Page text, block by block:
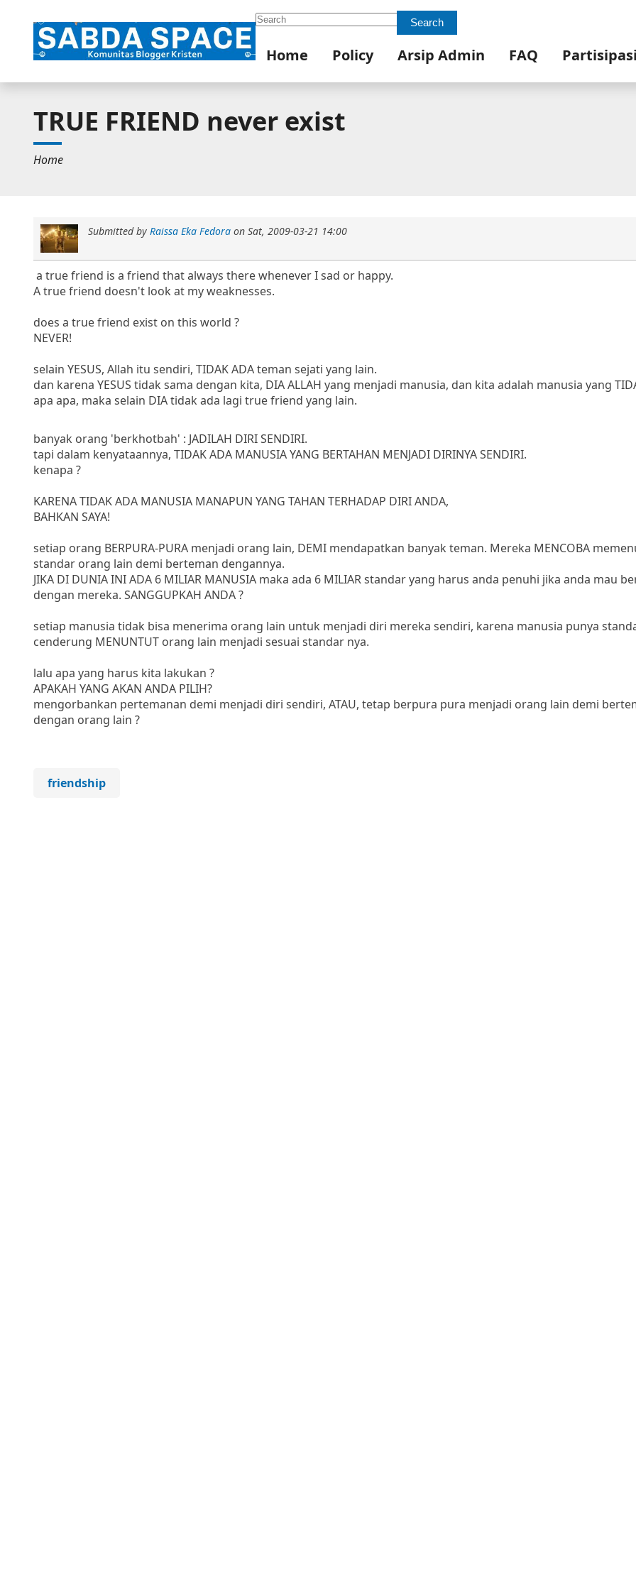
Search Search
Home Policy Arsip Admin FAQ
TRUE FRIEND never exist
Home
Submitted byRaissa Eka Fedora onSat, 2009-03-21 14:00
a true friend is a friend that always there whenever I sad or happy.
A true friend doesn't look at my weaknesses.
does a true friend exist on this world ?
NEVER!
selain YESUS, Allah itu sendiri, TIDAK ADA teman sejati yang lain.
dan karena YESUS tidak sama dengan kita, DIA ALLAH yang menjadi manusia, dan kita adalah manusia yang
apa apa, maka selain DIA tidak ada lagi true friend yang lain.
banyak orang 'berkhotbah' : JADILAH DIRI SENDIRI.
tapi dalam kenyataannya, TIDAK ADA MANUSIA YANG BERTAHAN MENJADI DIRINYA SENDIRI.
kenapa ?
KARENA TIDAK ADA MANUSIA MANAPUN YANG TAHAN TERHADAP DIRI ANDA,
BAHKAN SAYA!
setiap orang BERPURA-PURA menjadi orang lain, DEMI mendapatkan banyak teman. Mereka MENCOBA
standar orang lain demi berteman dengannya.
JIKA DI DUNIA INI ADA 6 MILIAR MANUSIA maka ada 6 MILIAR standar yang harus anda penuhi jika anda mau
dengan mereka. SANGGUPKAH ANDA ?
setiap manusia tidak bisa menerima orang lain untuk menjadi diri mereka sendiri, karena manusia punya
cenderung MENUNTUT orang lain menjadi sesuai standar nya.
lalu apa yang harus kita lakukan ?
APAKAH YANG AKAN ANDA PILIH?
mengorbankan pertemanan demi menjadi diri sendiri, ATAU, tetap berpura pura menjadi orang lain demi
dengan orang lain ?
friendship